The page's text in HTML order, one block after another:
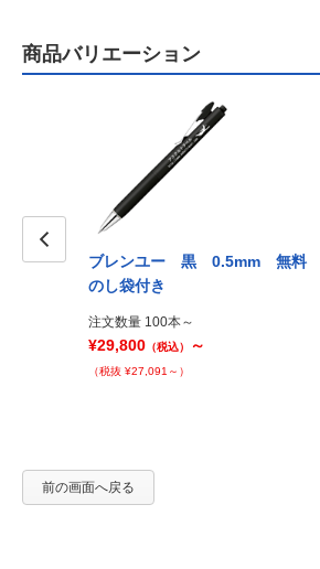
商品バリエーション
PP
ブレンユー 黒 0.5mm 無料
のし袋付き
注文数量 100本～
¥29,800 （税込） ～
（税抜 ¥27,091～）
前の画面へ戻る